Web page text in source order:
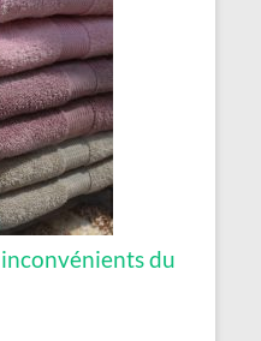
du